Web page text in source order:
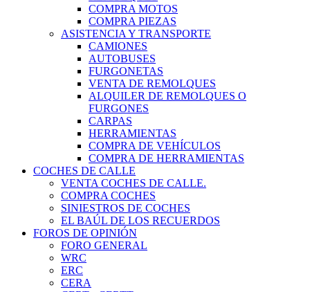
COMPRA MOTOS
COMPRA PIEZAS
ASISTENCIA Y TRANSPORTE
CAMIONES
AUTOBUSES
FURGONETAS
VENTA DE REMOLQUES
ALQUILER DE REMOLQUES O
FURGONES
CARPAS
HERRAMIENTAS
COMPRA DE VEHÍCULOS
COMPRA DE HERRAMIENTAS
COCHES DE CALLE
VENTA COCHES DE CALLE.
COMPRA COCHES
SINIESTROS DE COCHES
EL BAÚL DE LOS RECUERDOS
FOROS DE OPINIÓN
FORO GENERAL
WRC
ERC
CERA